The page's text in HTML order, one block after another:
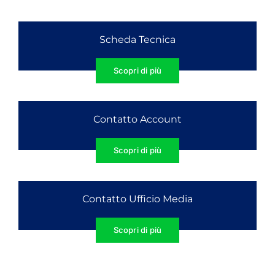
Scheda Tecnica
Scopri di più
Contatto Account
Scopri di più
Contatto Ufficio Media
Scopri di più